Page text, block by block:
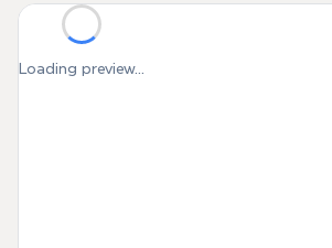
Loading preview...